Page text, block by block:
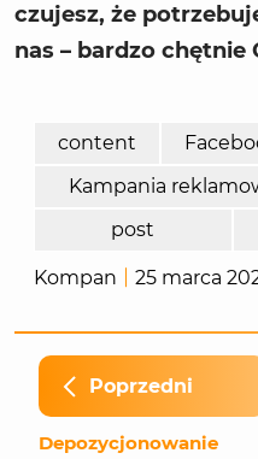
czujesz, że
nas – bardzo chętnie
content
Kampania
post
Kompan 25 marca
Poprzedni
Depozycjonowanie